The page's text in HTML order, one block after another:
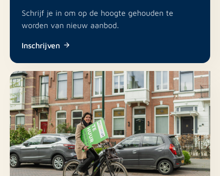
vrijblijvend contact worden opgenomen met ons
kantoor in Amstelveen via:
T: +31(0)20 503 65 60
E: amstelveen@rotsvast.nl
W: https://www.rotsvast.nl/
Onze voorwaarden zijn van toepassing
Schrijf je in om op de hoogte gehouden te
worden van nieuw aanbod.
Inschrijven